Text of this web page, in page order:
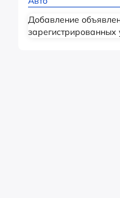
Добавление
зарегистрированных